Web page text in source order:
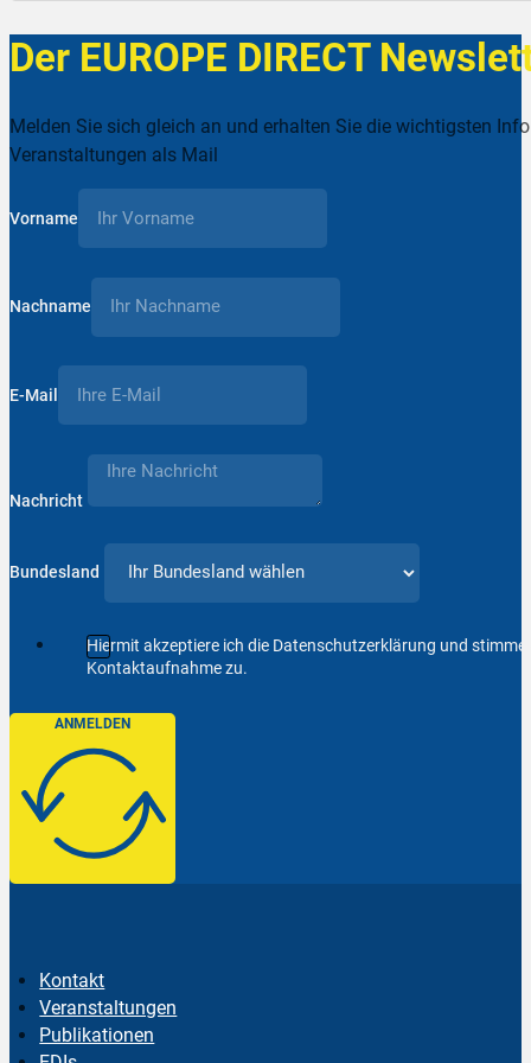
Der EUROPE DIRECT
Melden Sie sich gleich an und erhalten Sie die wichtigsten
Veranstaltungen als Mail
Vorname
Nachname
E-Mail
Nachricht
Bundesland
Hiermit akzeptiere ich die Datenschutzerklärung und
Kontaktaufnahme zu.
ANMELDEN
Kontakt
Veranstaltungen
Publikationen